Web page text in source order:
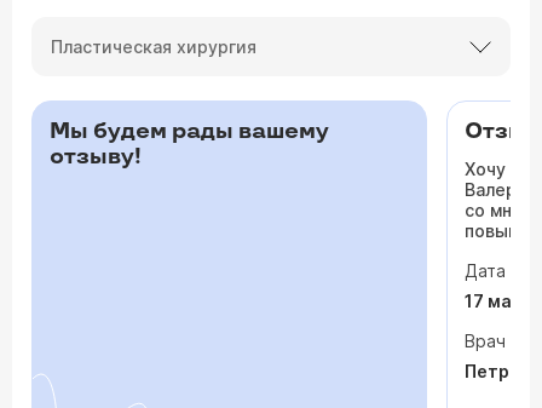
Пластическая хирургия
Мы будем рады вашему
отзыву!
Хочу
со мной
сердца.
раз
врачи
На
Дата
17 мая
Врач